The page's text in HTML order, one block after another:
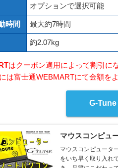
オプションで選択可能
時間 最大約7時間
約2.07kg
はクーポン適用によって割引に
は富士通WEBMARTにて金額を
G-Tune
マウスコンピュ
マウスコンピュータ
をいち早く取り入れて新製品を